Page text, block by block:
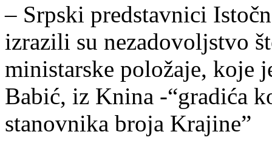
– Srpski predstavnici
izrazili su nezadovoljstvo
ministarske položaje, koje
Babić, iz Knina -“gradića
stanovnika broja Krajine”